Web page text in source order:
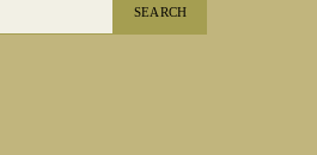
SEARCH